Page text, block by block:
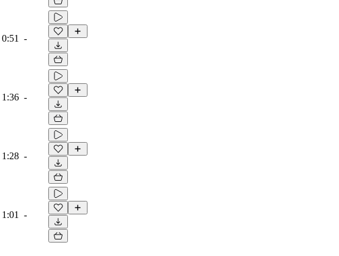
0:51 -
1:36 -
1:28 -
1:01 -